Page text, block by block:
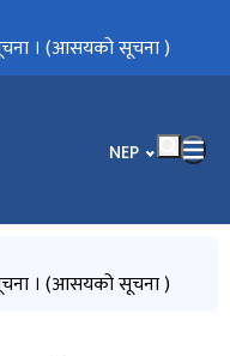
भाषा चयन गर्नुहोस्
NEP
। (आसयको सूचना )
सम्बन्धी सूचना
। (आसयको सूचना )
सम्बन्धी सूचना